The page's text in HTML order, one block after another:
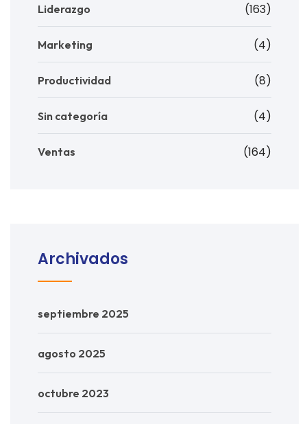
Liderazgo (163)
Marketing (4)
Productividad (8)
Sin categoría (4)
Ventas (164)
Archivados
septiembre 2025
agosto 2025
octubre 2023